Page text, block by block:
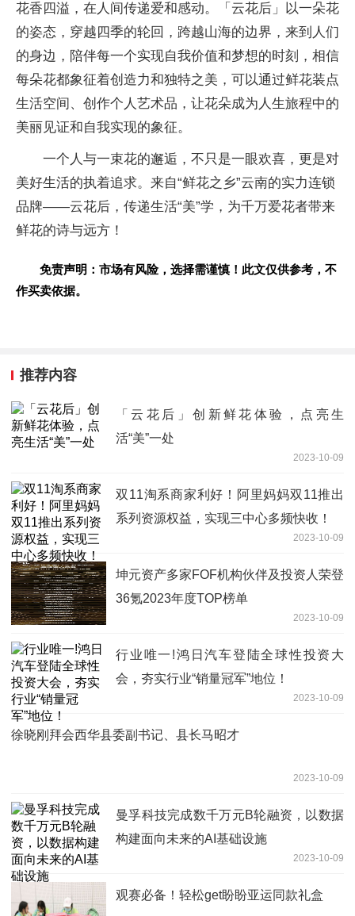
花香四溢，在人间传递爱和感动。「云花后」以一朵花
的姿态，穿越四季的轮回，跨越山海的边界，来到人们
的身边，陪伴每一个实现自我价值和梦想的时刻，相信
每朵花都象征着创造力和独特之美，可以通过鲜花装点
生活空间、创作个人艺术品，让花朵成为人生旅程中的
美丽见证和自我实现的象征。
一个人与一束花的邂逅，不只是一眼欢喜，更是对
美好生活的执着追求。来自“鲜花之乡”云南的实力连锁
品牌——云花后，传递生活“美”学，为千万爱花者带来
鲜花的诗与远方！
免责声明：市场有风险，选择需谨慎！此文仅供参考，不
作买卖依据。
推荐内容
「云花后」创新鲜花体验，点亮生
活“美”一处
2023-10-09
双11淘系商家利好！阿里妈妈双11推出
系列资源权益，实现三中心多频快收！
2023-10-09
坤元资产多家FOF机构伙伴及投资人荣登
36氪2023年度TOP榜单
2023-10-09
行业唯一!鸿日汽车登陆全球性投资大
会，夯实行业“销量冠军”地位！
2023-10-09
徐晓刚拜会西华县委副书记、县长马昭才
2023-10-09
曼孚科技完成数千万元B轮融资，以数据
构建面向未来的AI基础设施
2023-10-09
观赛必备！轻松get盼盼亚运同款礼盒